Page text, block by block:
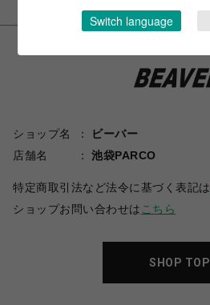
ショップ名
ビーバー
店舗名
池袋PARCO
特定商取引法など法令に基づく表記は
ショップお問い合わせは こちら
SHOP TOP
Switch language